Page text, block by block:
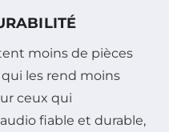
moins de pièces
les rend moins
ceux qui
fiable et durable,